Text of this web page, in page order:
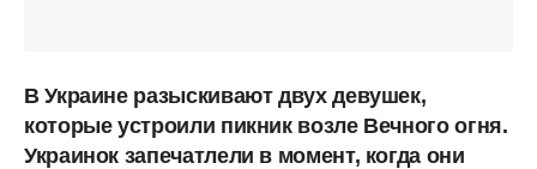
В Украине разыскивают двух девушек,
которые устроили пикник возле Вечного огня.
Украинок запечатлели в момент, когда они